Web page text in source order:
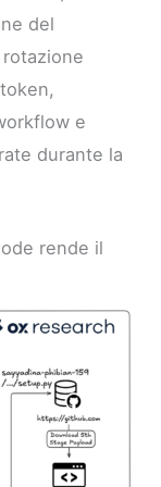
del
e
durante la
rende il